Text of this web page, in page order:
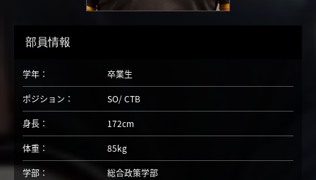
部員情報
学年：
卒業生
ポジション：
SO CTB
身長：
172cm
体重：
85kg
学部：
総合政策学部